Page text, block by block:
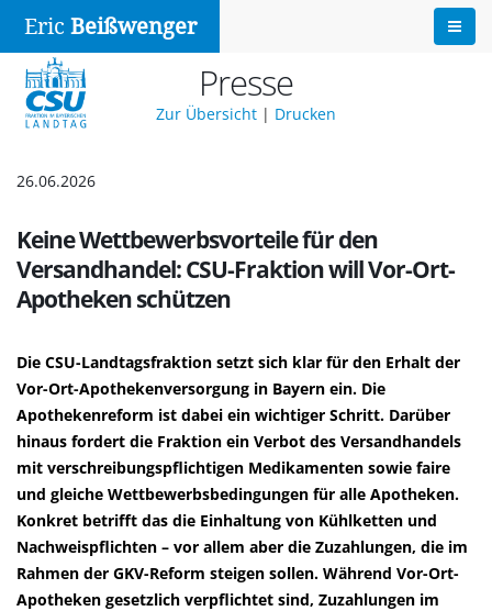
Eric Beißwenger
Presse
Zur Übersicht | Drucken
26.06.2026
Keine Wettbewerbsvorteile für den
Versandhandel: CSU-Fraktion will Vor-Ort-
Apotheken schützen
Die CSU-Landtagsfraktion setzt sich klar für den Erhalt der
Vor-Ort-Apothekenversorgung in Bayern ein. Die
Apothekenreform ist dabei ein wichtiger Schritt. Darüber
hinaus fordert die Fraktion ein Verbot des Versandhandels
mit verschreibungspflichtigen Medikamenten sowie faire
und gleiche Wettbewerbsbedingungen für alle Apotheken.
Konkret betrifft das die Einhaltung von Kühlketten und
Nachweispflichten – vor allem aber die Zuzahlungen, die im
Rahmen der GKV-Reform steigen sollen. Während Vor-Ort-
Apotheken gesetzlich verpflichtet sind, Zuzahlungen im